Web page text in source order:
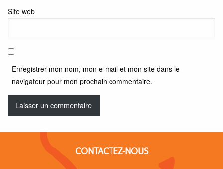
Site web
Enregistrer mon nom, mon e-mail et mon site dans le
navigateur pour mon prochain commentaire.
CONTACTEZ-NOUS